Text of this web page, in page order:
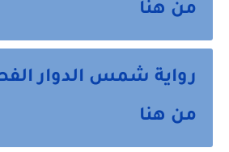
من هنا
رواية شمس الدوار
من هنا